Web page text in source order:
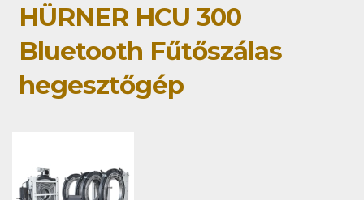
HÜRNER HCU 300
Bluetooth Fűtőszálas
hegesztőgép